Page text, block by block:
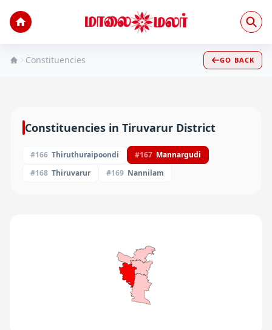
Constituencies GO BACK
Constituencies in Tiruvarur District
#166 Thiruthuraipoondi #167 Mannargudi
#168 Thiruvarur #169 Nannilam